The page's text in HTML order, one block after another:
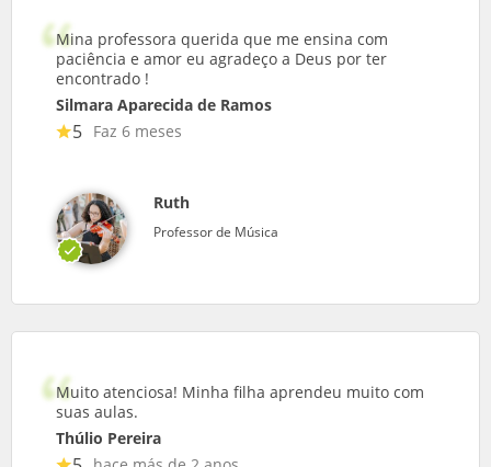
Mina professora querida que me ensina com
paciência e amor eu agradeço a Deus por ter
encontrado !
Silmara Aparecida de Ramos
5 Faz 6 meses
Ruth
Professor de Música
Muito atenciosa! Minha filha aprendeu muito com
suas aulas.
Thúlio Pereira